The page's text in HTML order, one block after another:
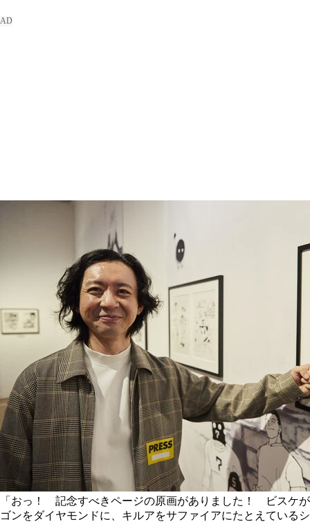
「おっ！ 記念すべきページの原画がありました！ ビスケが
ゴンをダイヤモンドに、キルアをサファイアにたとえているシ